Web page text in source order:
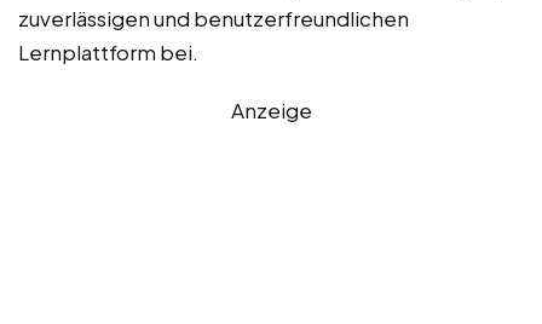
zuverlässigen und benutzerfreundlichen
Lernplattform bei.
Anzeige